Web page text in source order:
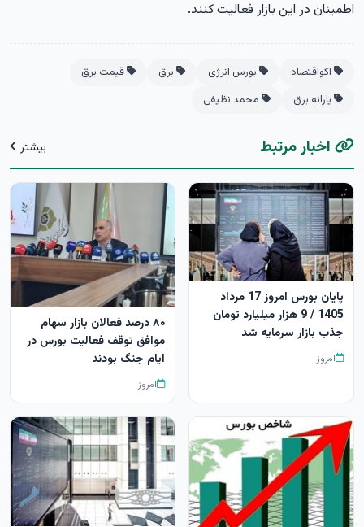
اطمینان در این بازار فعالیت کنند.
اکواقتصاد بورس انرژی برق
قیمت برق
یارانه برق
محمد نظیفی
اخبار مرتبط بیشتر
پایان بورس امروز 17 مرداد
1405 / 9 هزار میلیارد تومان
جذب بازار سرمایه شد
امروز
۸۰ درصد فعالان بازار سهام
موافق توقف فعالیت بورس در
ایام جنگ بودند
امروز